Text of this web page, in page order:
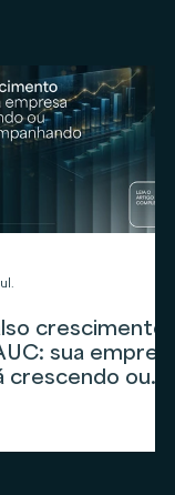
crescimento
sua
crescendo ou